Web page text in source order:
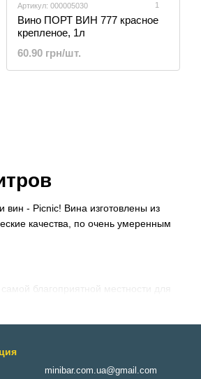
вин - Picnic! Вина изготовлены из
качества, по очень умеренным
благоприятной местности для
Артикул: 000005030 1
Вино ПОРТ ВИН 777 красное
крепленое, 1л
60.90 грн/шт.
minibar.com.ua@gmail.com